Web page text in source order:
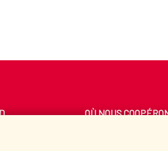
OÙ NOUS